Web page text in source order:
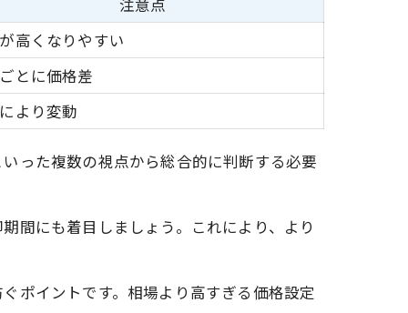
注意点
高くなりやすい
とに価格差
より変動
った複数の視点から総合的に判断する必要
間にも着目しましょう。これにより、より
ポイントです。相場より高すぎる価格設定